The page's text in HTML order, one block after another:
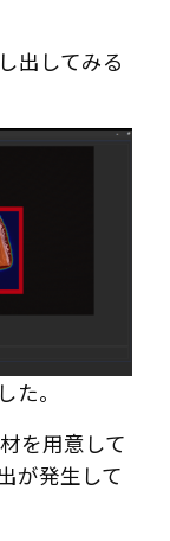
出してみる
。
を用意して
が発生して